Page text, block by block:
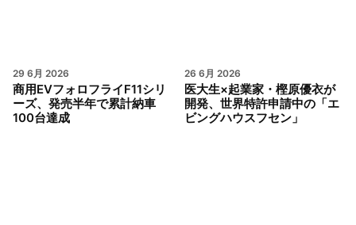
29 6月 2026
商用EVフォロフライF11シリ
ーズ、発売半年で累計納車
100台達成
26 6月 2026
医大生×起業家・樫原優衣が
開発、世界特許申請中の「エ
ビングハウスフセン」